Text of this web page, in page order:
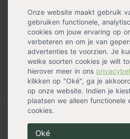
Onze website maakt gebruik
gebruiken functionele,
cookies om jouw ervaring op
verbeteren en om je van
advertenties te voorzien. Je
welke soorten cookies je wilt
hierover meer in ons
klikken op "Oké", ga je
op onze website. Indien je
plaatsen we alleen functionele
cookies.
Oké
handgemaakt in Europa en is
hittebestendige coating.
De diameter van de schaal
op een stabiele ronde voet. De
Lees meer
Je kunt met het bijhorende
vuurschaal omtoveren tot een
voor buiten kan op elke
Effectiefste hittebestendige
afgewerkt met een Mipatherm
tot 800 graden hittebestendig is!
Specificaties
Geschikt voor